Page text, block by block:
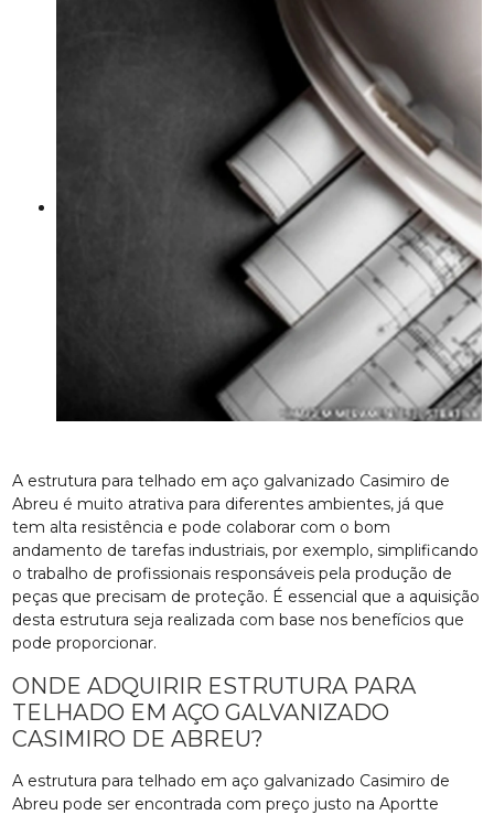
A estrutura para telhado em aço galvanizado Casimiro de
Abreu é muito atrativa para diferentes ambientes, já que
tem alta resistência e pode colaborar com o bom
andamento de tarefas industriais, por exemplo, simplificando
o trabalho de profissionais responsáveis pela produção de
peças que precisam de proteção. É essencial que a aquisição
desta estrutura seja realizada com base nos benefícios que
pode proporcionar.
ONDE ADQUIRIR ESTRUTURA PARA
TELHADO EM AÇO GALVANIZADO
CASIMIRO DE ABREU?
A estrutura para telhado em aço galvanizado Casimiro de
Abreu pode ser encontrada com preço justo na Aportte